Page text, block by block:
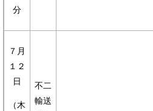
分
７月
１２
日
（木
不二
輸送